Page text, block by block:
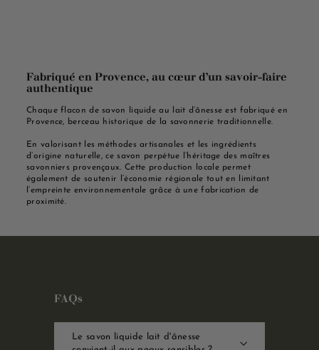
Fabriqué en Provence, au cœur d’un savoir-faire
authentique
Chaque flacon de savon liquide au lait d’ânesse est fabriqué en
Provence, berceau historique de la savonnerie traditionnelle.
En valorisant les méthodes artisanales et les ingrédients
d’origine naturelle, ce savon perpétue l’héritage des maîtres
savonniers provençaux. Cette production locale permet
également de soutenir l’économie régionale tout en limitant
l’empreinte environnementale grâce à une fabrication de
proximité.
FAQs
Le savon liquide lait d'ânesse